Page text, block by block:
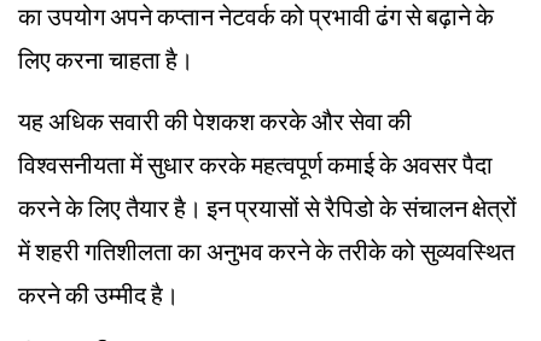
का उपयोग अपने कप्तान नेटवर्क को प्रभावी ढंग से बढ़ाने के
लिए करना चाहता है।
यह अधिक सवारी की पेशकश करके और सेवा की
विश्वसनीयता में सुधार करके महत्वपूर्ण कमाई के अवसर पैदा
करने के लिए तैयार है। इन प्रयासों से रैपिडो के संचालन क्षेत्रों
में शहरी गतिशीलता का अनुभव करने के तरीके को सुव्यवस्थित
करने की उम्मीद है।